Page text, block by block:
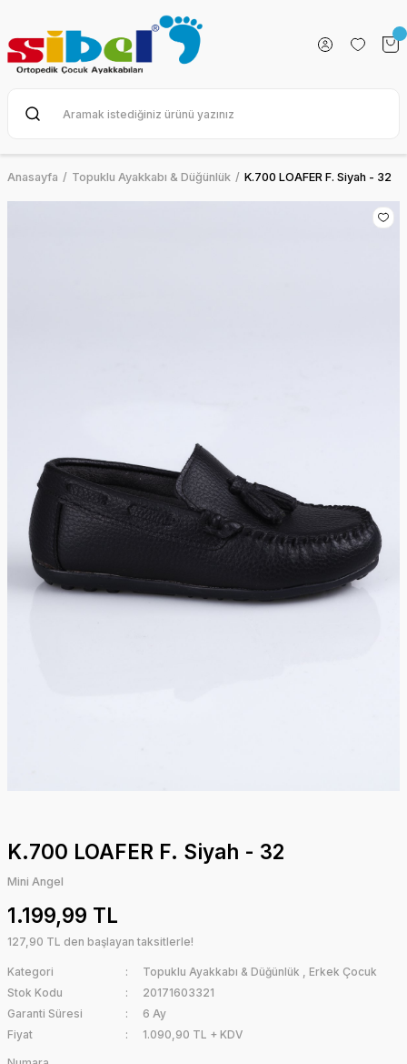
Anasayfa Topuklu Ayakkabı & Düğünlük K.700 LOAFER F. Siyah - 32
K.700 LOAFER F. Siyah - 32
Mini Angel
1.199,99 TL
127,90 TL den başlayan taksitlerle!
Kategori Topuklu Ayakkabı & Düğünlük , Erkek Çocuk
Stok Kodu
20171603321
Garanti Süresi
6 Ay
Fiyat
1.090,90 TL + KDV